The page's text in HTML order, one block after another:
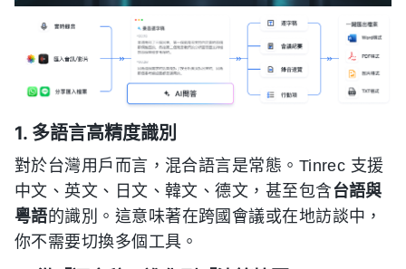
1. 多語言高精度識別
對於台灣用戶而言，混合語言是常態。Tinrec 支援
中文、英文、日文、韓文、德文，甚至包含台語與
粵語的識別。這意味著在跨國會議或在地訪談中，
你不需要切換多個工具。